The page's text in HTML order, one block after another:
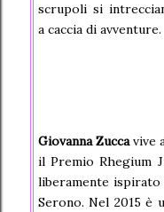
scrupoli si
a caccia di avventure.
Giovanna Zuccavive
il Premio Rhegium
liberamente ispirato
Serono. Nel 2015 è